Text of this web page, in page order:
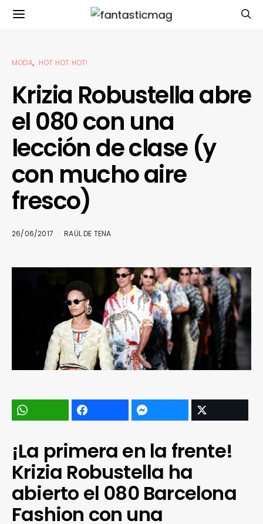
MODA HOT HOT HOT!
Krizia Robustella abre
el 080 con una
lección de clase (y
con mucho aire
fresco)
26/06/2017 RAÜL DE TENA
¡La primera en la frente!
Krizia Robustella ha
abierto el 080 Barcelona
Fashion con una